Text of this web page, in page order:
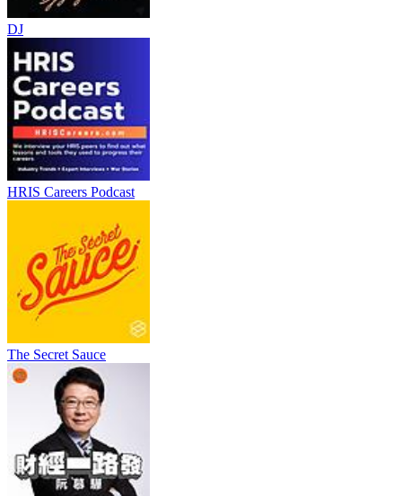
DJ
HRIS Careers Podcast
The Secret Sauce